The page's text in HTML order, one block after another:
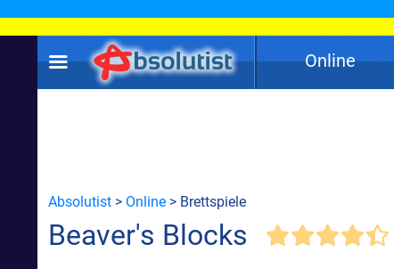
Online
Absolutist > Online > Brettspiele
Beaver's Blocks